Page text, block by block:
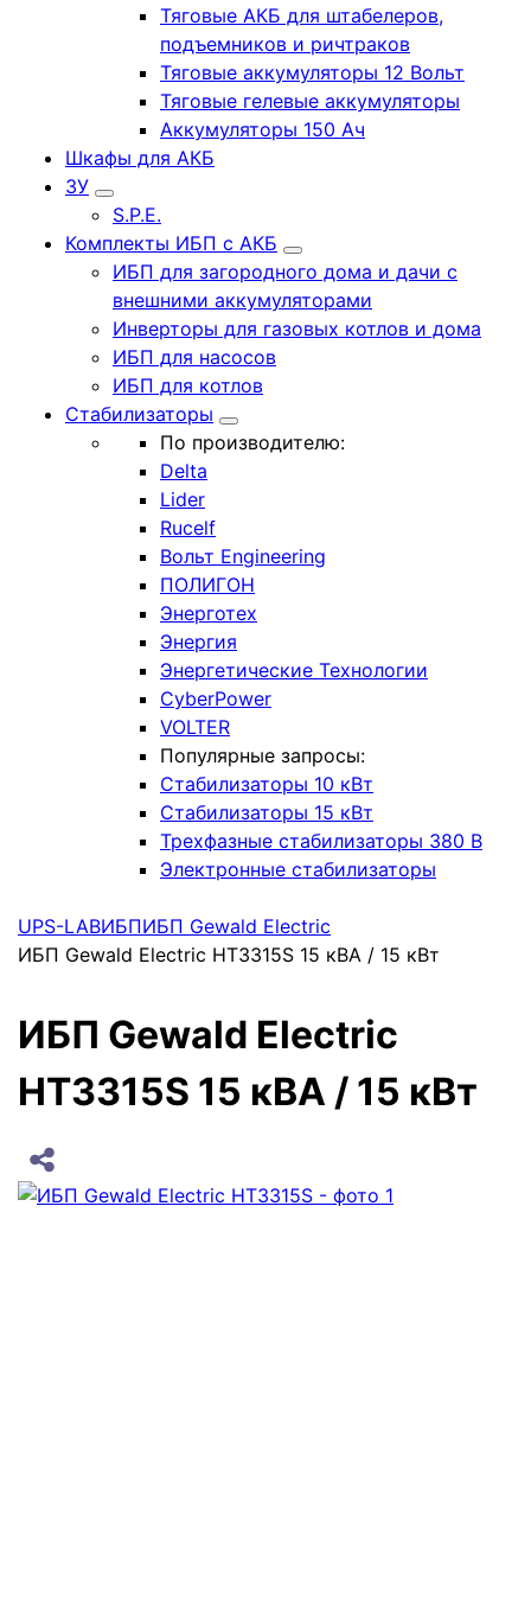
Тяговые АКБ для штабелеров,
подъемников и ричтраков
Тяговые аккумуляторы 12 Вольт
Тяговые гелевые аккумуляторы
Аккумуляторы 150 Ач
Шкафы для АКБ
ЗУ
S.P.E.
Комплекты ИБП с АКБ
ИБП для загородного дома и дачи с
внешними аккумуляторами
Инверторы для газовых котлов и дома
ИБП для насосов
ИБП для котлов
Стабилизаторы
По производителю:
Delta
Lider
Rucelf
Вольт Engineering
ПОЛИГОН
Энерготех
Энергия
Энергетические Технологии
CyberPower
VOLTER
Популярные запросы:
Стабилизаторы 10 кВт
Стабилизаторы 15 кВт
Трехфазные стабилизаторы 380 В
Электронные стабилизаторы
UPS-LABИБПИБП Gewald Electric
ИБП Gewald Electric HT3315S 15 кВА / 15 кВт
ИБП Gewald Electric
HT3315S 15 кВА / 15 кВт